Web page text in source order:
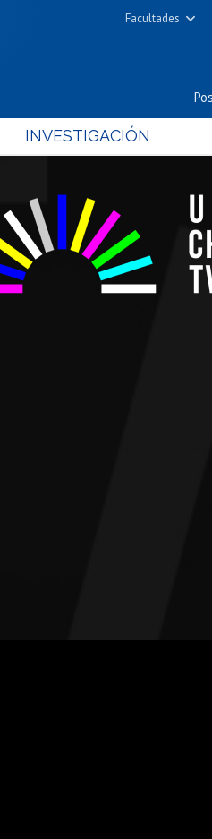
Facultades
Cs.
Cs. Químicas
Filosofía y
Estudios
INVESTIGACIÓN